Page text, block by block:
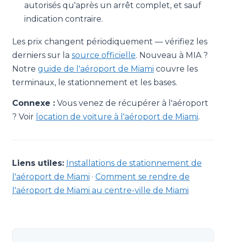
autorisés qu'après un arrêt complet, et sauf
indication contraire.
Les prix changent périodiquement — vérifiez les
derniers sur la source officielle. Nouveau à MIA ?
Notre guide de l'aéroport de Miami couvre les
terminaux, le stationnement et les bases.
Connexe : Vous venez de récupérer à l'aéroport
? Voir location de voiture à l'aéroport de Miami.
Liens utiles: Installations de stationnement de
l'aéroport de Miami · Comment se rendre de
l'aéroport de Miami au centre-ville de Miami